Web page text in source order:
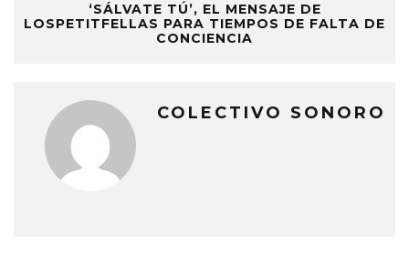
‘SÁLVATE TÚ’, EL MENSAJE DE
LOSPETITFELLAS PARA TIEMPOS DE FALTA DE
CONCIENCIA
COLECTIVO SONORO